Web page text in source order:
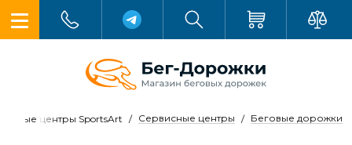
Беговые дорожки
Сервисные центры
центры SportsArt